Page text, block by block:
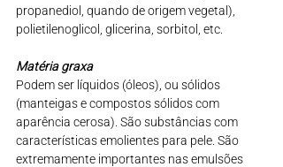
propanediol, quando de origem vegetal),
polietilenoglicol, glicerina, sorbitol, etc.
Matéria graxa
Podem ser líquidos (óleos), ou sólidos
(manteigas e compostos sólidos com
aparência cerosa). São substâncias com
características emolientes para pele. São
extremamente importantes nas emulsões